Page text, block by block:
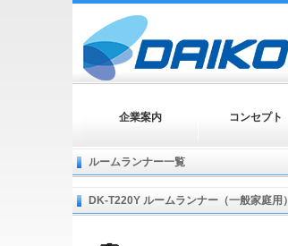
企業案内 コンセプト
ルームランナー一覧
DK-T220Y ルームランナー（一般家庭用）